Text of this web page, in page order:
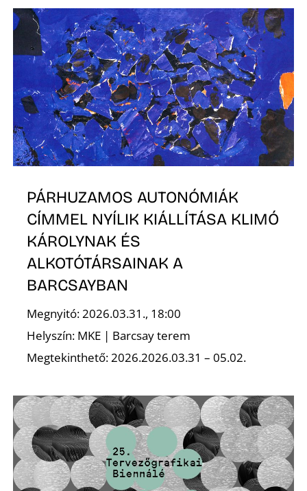
PÁRHUZAMOS AUTONÓMIÁK
CÍMMEL NYÍLIK KIÁLLÍTÁSA KLIMÓ
KÁROLYNAK ÉS
ALKOTÓTÁRSAINAK A
BARCSAYBAN
Megnyitó: 2026.03.31., 18:00
Helyszín: MKE | Barcsay terem
Megtekinthető: 2026.2026.03.31 – 05.02.